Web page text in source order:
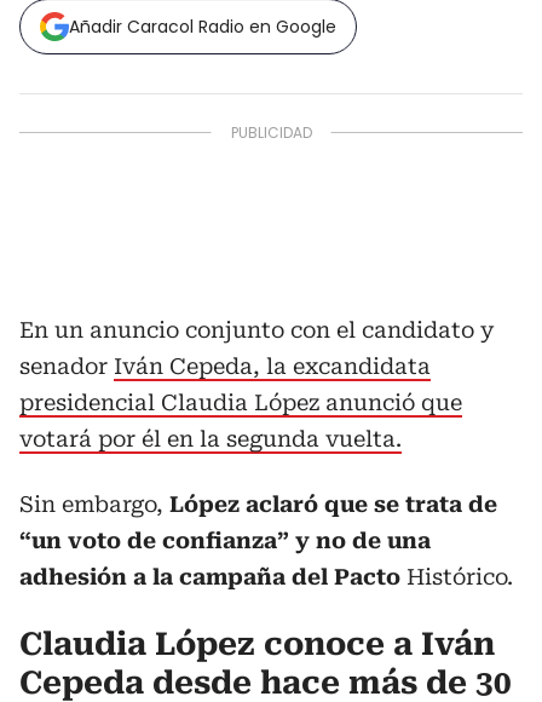
Añadir Caracol Radio en Google
En un anuncio conjunto con el candidato y
senador Iván Cepeda, la excandidata
presidencial Claudia López anunció que
votará por él en la segunda vuelta.
Sin embargo, López aclaró que se trata de
“un voto de confianza” y no de una
adhesión a la campaña del Pacto Histórico.
Claudia López conoce a Iván
Cepeda desde hace más de 30